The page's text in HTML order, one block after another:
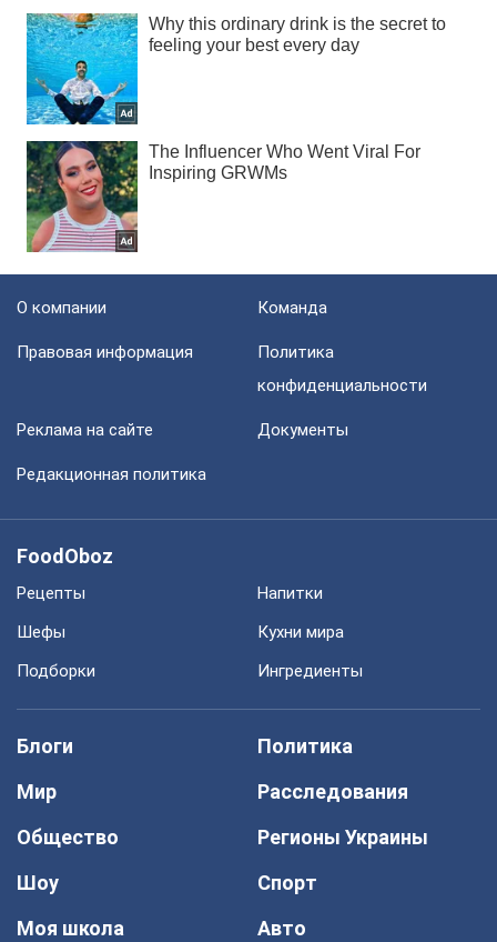
О компании Команда
Правовая информация
Политика
конфиденциальности
Реклама на сайте Документы
Редакционная политика
FoodOboz
Рецепты
Напитки
Шефы
Кухни мира
Подборки
Ингредиенты
Блоги
Политика
Мир
Расследования
Общество
Регионы Украины
Шоу
Спорт
Моя школа
Авто